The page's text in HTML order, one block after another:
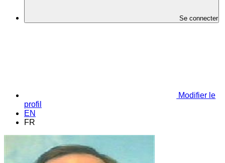
Se connecter
Modifier le
profil
EN
FR